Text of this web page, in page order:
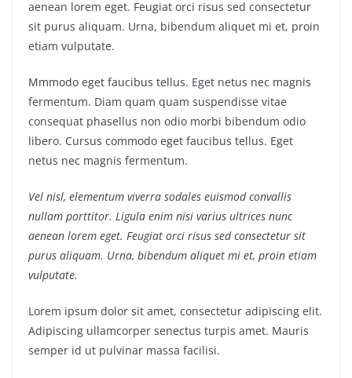
aenean lorem eget. Feugiat orci risus sed consectetur
sit purus aliquam. Urna, bibendum aliquet mi et, proin
etiam vulputate.
Mmmodo eget faucibus tellus. Eget netus nec magnis
fermentum. Diam quam quam suspendisse vitae
consequat phasellus non odio morbi bibendum odio
libero. Cursus commodo eget faucibus tellus. Eget
netus nec magnis fermentum.
Vel nisl, elementum viverra sodales euismod convallis
nullam porttitor. Ligula enim nisi varius ultrices nunc
aenean lorem eget. Feugiat orci risus sed consectetur sit
purus aliquam. Urna, bibendum aliquet mi et, proin etiam
vulputate.
Lorem ipsum dolor sit amet, consectetur adipiscing elit.
Adipiscing ullamcorper senectus turpis amet. Mauris
semper id ut pulvinar massa facilisi.